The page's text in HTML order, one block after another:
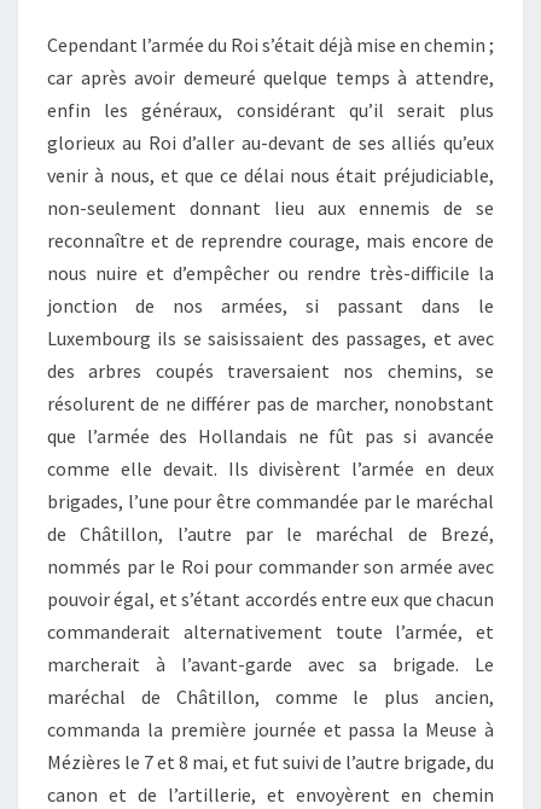
Cependant l’armée du Roi s’était déjà mise en chemin ;
car après avoir demeuré quelque temps à attendre,
enfin les généraux, considérant qu’il serait plus
glorieux au Roi d’aller au-devant de ses alliés qu’eux
venir à nous, et que ce délai nous était préjudiciable,
non-seulement donnant lieu aux ennemis de se
reconnaître et de reprendre courage, mais encore de
nous nuire et d’empêcher ou rendre très-difficile la
jonction de nos armées, si passant dans le
Luxembourg ils se saisissaient des passages, et avec
des arbres coupés traversaient nos chemins, se
résolurent de ne différer pas de marcher, nonobstant
que l’armée des Hollandais ne fût pas si avancée
comme elle devait. Ils divisèrent l’armée en deux
brigades, l’une pour être commandée par le maréchal
de Châtillon, l’autre par le maréchal de Brezé,
nommés par le Roi pour commander son armée avec
pouvoir égal, et s’étant accordés entre eux que chacun
commanderait alternativement toute l’armée, et
marcherait à l’avant-garde avec sa brigade. Le
maréchal de Châtillon, comme le plus ancien,
commanda la première journée et passa la Meuse à
Mézières le 7 et 8 mai, et fut suivi de l’autre brigade, du
canon et de l’artillerie, et envoyèrent en chemin